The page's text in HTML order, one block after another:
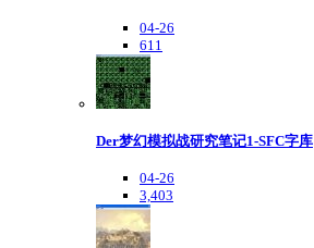
04-26
611
Der梦幻模拟战研究笔记1-SFC字库
04-26
3,403